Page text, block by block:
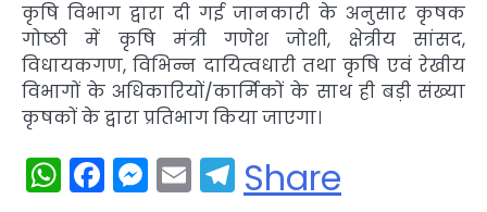
कृषि विभाग द्वारा दी गई जानकारी के अनुसार कृषक
गोष्ठी में कृषि मंत्री गणेश जोशी, क्षेत्रीय सांसद,
विधायकगण, विभिन्न दायित्वधारी तथा कृषि एवं रेखीय
विभागों के अधिकारियों/कार्मिकों के साथ ही बड़ी संख्या
कृषकों के द्वारा प्रतिभाग किया जाएगा।
WhatsApp
Facebook
Messenger
EmailTelegram
Share